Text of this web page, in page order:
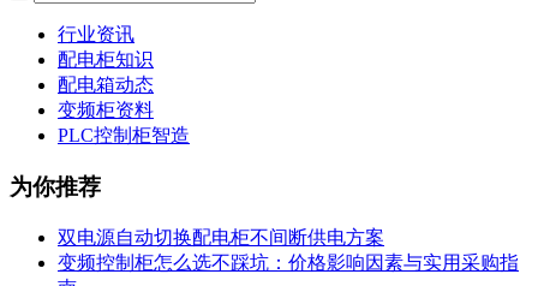
行业资讯
配电柜知识
配电箱动态
变频柜资料
PLC控制柜智造
为你推荐
双电源自动切换配电柜不间断供电方案
变频控制柜怎么选不踩坑：价格影响因素与实用采购指